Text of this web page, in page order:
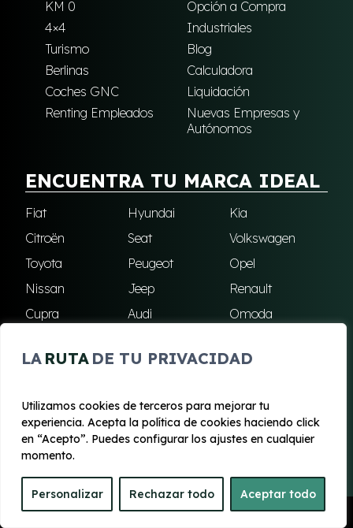
LA RUTA DE TU PRIVACIDAD
Utilizamos cookies de terceros para mejorar tu
experiencia. Acepta la política de cookies haciendo click
en “Acepto”. Puedes configurar los ajustes en cualquier
momento.
Personalizar Rechazar todo Aceptar todo
KM 0
Opción a Compra
4×4
Industriales
Turismo
Blog
Berlinas
Calculadora
Coches GNC
Liquidación
Renting Empleados
Nuevas Empresas y
Autónomos
ENCUENTRA TU MARCA IDEAL
Fiat Hyundai
Kia
Citroën
Seat
Volkswagen
Toyota
Peugeot
Opel
Nissan
Jeep
Renault
Cupra
Audi
Omoda
Skoda
Ford Todas las marcas
© 2020 - 2026 Renting Mallorca
Aviso legal y Privacidad
Pedir Presupuesto